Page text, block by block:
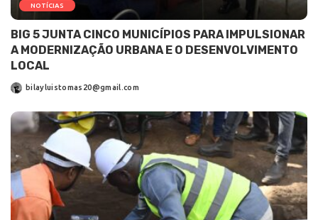
NOTÍCIAS
BIG 5 JUNTA CINCO MUNICÍPIOS PARA IMPULSIONAR
A MODERNIZAÇÃO URBANA E O DESENVOLVIMENTO
LOCAL
bilayluistomas20@gmail.com